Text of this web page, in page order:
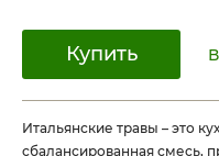
Итальянские травы – это
сбалансированная
Купить